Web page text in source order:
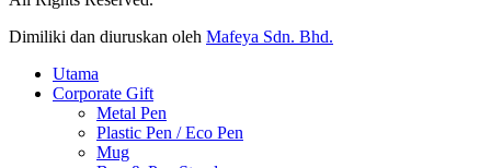
Dimiliki dan diuruskan oleh Mafeya Sdn. Bhd.
Utama
Corporate Gift
Metal Pen
Plastic Pen / Eco Pen
Mug